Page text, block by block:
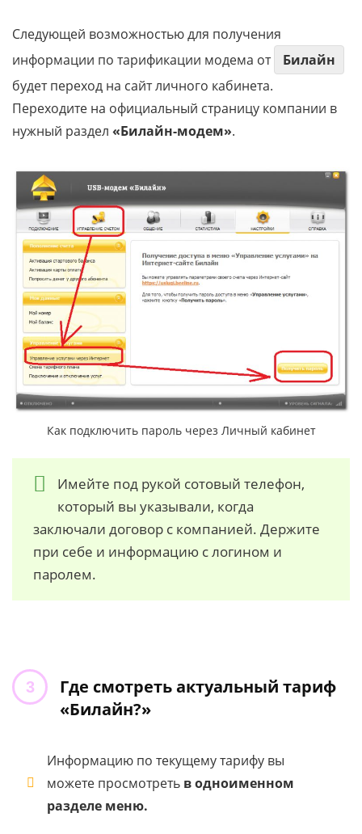
Следующей возможностью для получения
информации по тарификации модема от
Билайн
будет переход на сайт личного кабинета.
Переходите на официальный страницу компании в
нужный раздел «Билайн-модем».
Как подключить пароль через Личный кабинет
Имейте под рукой сотовый телефон,
который вы указывали, когда
заключали договор с компанией. Держите
при себе и информацию с логином и
паролем.
Где смотреть актуальный тариф
«Билайн?»
Информацию по текущему тарифу вы
можете просмотреть в одноименном
разделе меню.